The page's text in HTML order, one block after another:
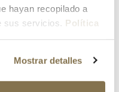
hayan recopilado a
sus servicios. Política
Mostrar detalles